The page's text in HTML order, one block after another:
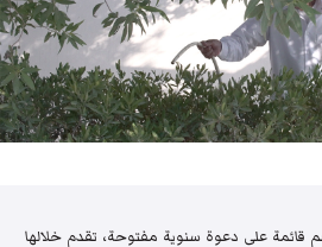
قائمة على دعوة سنوية مفتوحة، تقدم خلالها